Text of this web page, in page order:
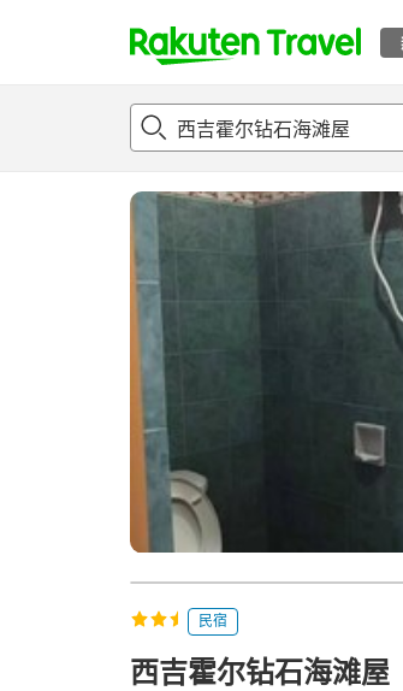
t
p
a
概况 客房及住宿套餐评论设施
民宿
西吉霍尔钻石海滩屋